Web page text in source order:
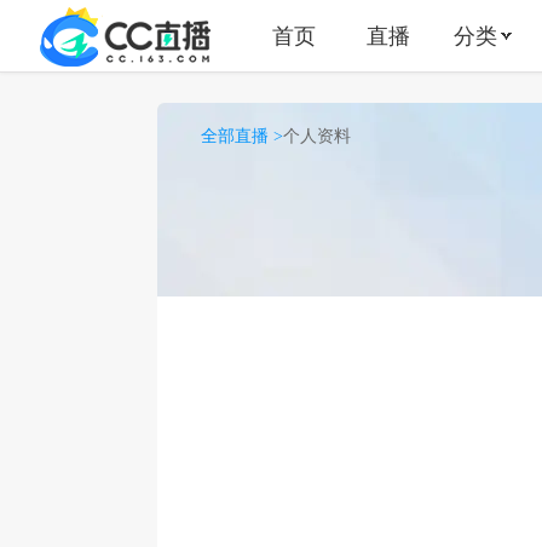
首页 直播 分类
全部直播 >个人资料